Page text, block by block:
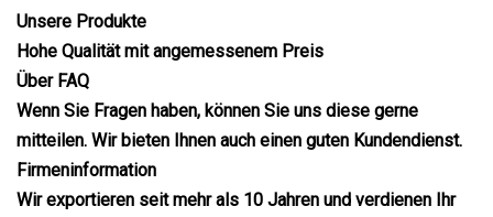
Unsere Produkte
Hohe Qualität mit angemessenem Preis
Über FAQ
Wenn Sie Fragen haben, können Sie uns diese gerne
mitteilen. Wir bieten Ihnen auch einen guten Kundendienst.
Firmeninformation
Wir exportieren seit mehr als 10 Jahren und verdienen Ihr